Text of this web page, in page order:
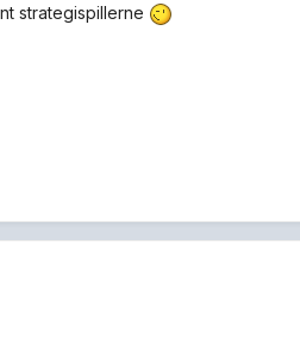
strategispillerne